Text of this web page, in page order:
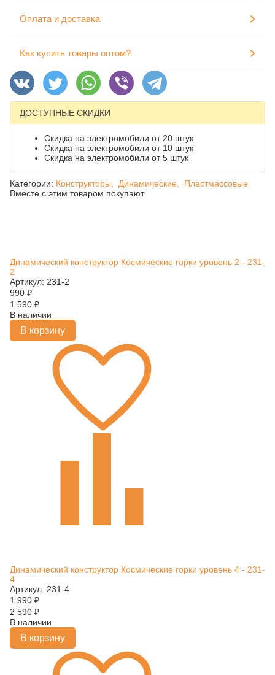
Оплата и доставка
Как купить товары оптом?
ДОСТУПНЫЕ СКИДКИ
Скидка на электромобили от 20 штук
Скидка на электромобили от 10 штук
Скидка на электромобили от 5 штук
Категории: Конструкторы, Динамические,
Пластмассовые
Вместе с этим товаром покупают
Динамический конструктор Космические горки уровень 2 - 231-
2
Артикул: 231-2
990 ₽
1 590 ₽
В наличии
В корзину
Динамический конструктор Космические горки уровень 4 - 231-
4
Артикул: 231-4
1 990 ₽
2 590 ₽
В наличии
В корзину